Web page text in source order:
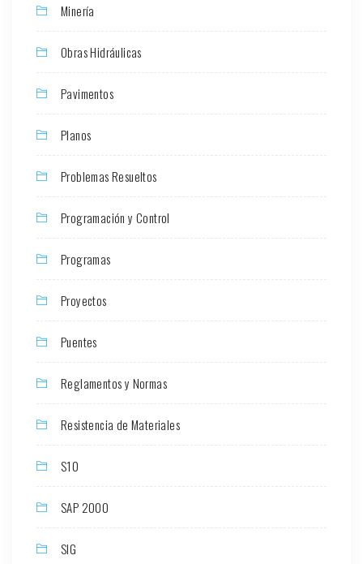
Minería
Obras Hidráulicas
Pavimentos
Planos
Problemas Resueltos
Programación y Control
Programas
Proyectos
Puentes
Reglamentos y Normas
Resistencia de Materiales
S10
SAP 2000
SIG